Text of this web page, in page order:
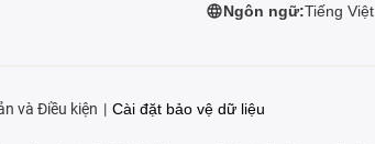
Ngôn ngữ:Tiếng Việt
và Điều kiện Cài đặt bảo vệ dữ liệu